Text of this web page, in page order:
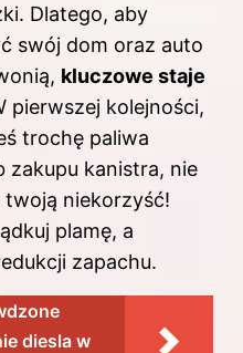
Dlatego, aby
swój dom oraz auto
kluczowe staje
pierwszej kolejności,
trochę paliwa
zakupu kanistra, nie
twoją niekorzyść!
plamę, a
zapachu.
diesla w